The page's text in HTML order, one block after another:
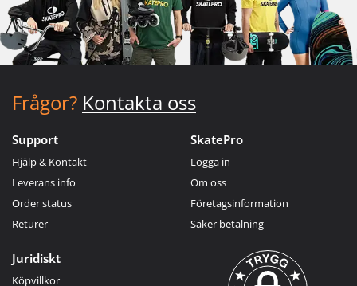
Frågor? Kontakta oss
Support
Hjälp & Kontakt
Leverans info
Order status
Returer
SkatePro
Logga in
Om oss
Företagsinformation
Säker betalning
Juridiskt
Köpvillkor